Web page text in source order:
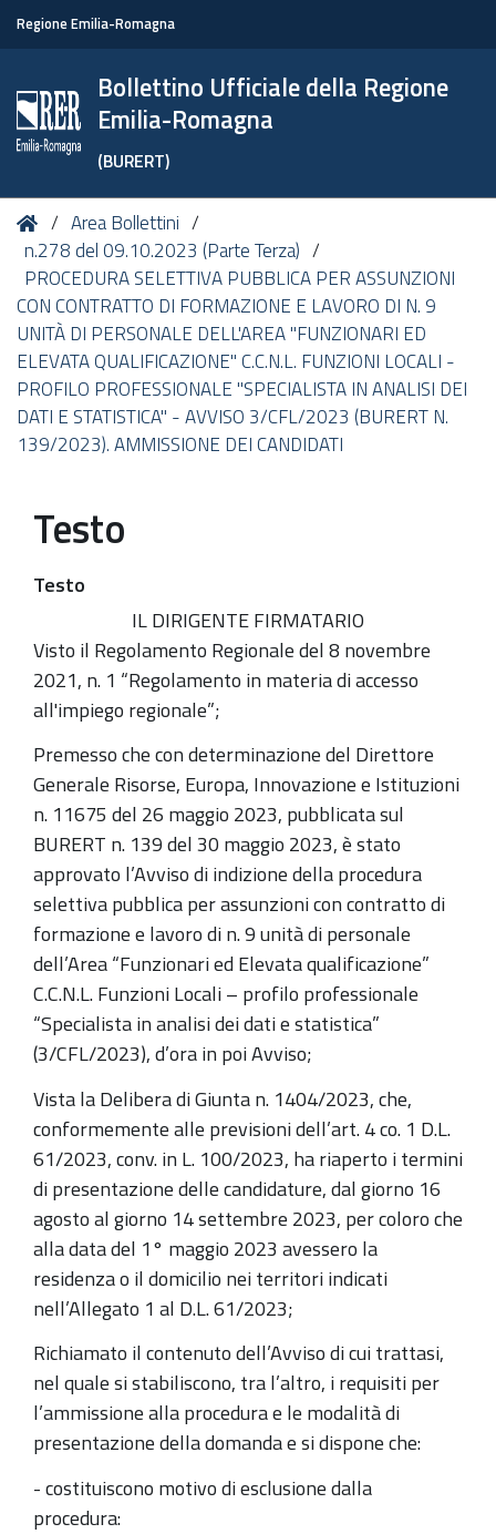
Regione Emilia-Romagna
Bollettino Ufficiale della Regione
Emilia-Romagna
(BURERT)
Tu
sei
qui:
HomeArea Bollettini
n.278 del 09.10.2023 (Parte Terza)
PROCEDURA SELETTIVA PUBBLICA PER ASSUNZIONI
CON CONTRATTO DI FORMAZIONE E LAVORO DI N. 9
UNITÀ DI PERSONALE DELL'AREA "FUNZIONARI ED
ELEVATA QUALIFICAZIONE" C.C.N.L. FUNZIONI LOCALI -
PROFILO PROFESSIONALE "SPECIALISTA IN ANALISI DEI
DATI E STATISTICA" - AVVISO 3/CFL/2023 (BURERT N.
139/2023). AMMISSIONE DEI CANDIDATI
Testo
Testo
IL DIRIGENTE FIRMATARIO
Visto il Regolamento Regionale del 8 novembre
2021, n. 1 “Regolamento in materia di accesso
all'impiego regionale”;
Premesso che con determinazione del Direttore
Generale Risorse, Europa, Innovazione e Istituzioni
n. 11675 del 26 maggio 2023, pubblicata sul
BURERT n. 139 del 30 maggio 2023, è stato
approvato l’Avviso di indizione della procedura
selettiva pubblica per assunzioni con contratto di
formazione e lavoro di n. 9 unità di personale
dell’Area “Funzionari ed Elevata qualificazione”
C.C.N.L. Funzioni Locali – profilo professionale
“Specialista in analisi dei dati e statistica”
(3/CFL/2023), d’ora in poi Avviso;
Vista la Delibera di Giunta n. 1404/2023, che,
conformemente alle previsioni dell’art. 4 co. 1 D.L.
61/2023, conv. in L. 100/2023, ha riaperto i termini
di presentazione delle candidature, dal giorno 16
agosto al giorno 14 settembre 2023, per coloro che
alla data del 1° maggio 2023 avessero la
residenza o il domicilio nei territori indicati
nell’Allegato 1 al D.L. 61/2023;
Richiamato il contenuto dell’Avviso di cui trattasi,
nel quale si stabiliscono, tra l’altro, i requisiti per
l’ammissione alla procedura e le modalità di
presentazione della domanda e si dispone che:
- costituiscono motivo di esclusione dalla
procedura: